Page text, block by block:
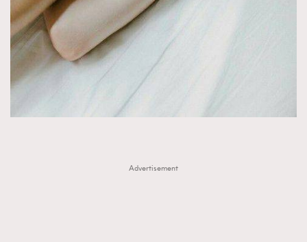
People 53
TheFrenchWay
VAxChowSangSang
WatchesWonder&Beyond
WatchesWonder&Beyond
向ChanelN°5致敬 1
時尚熱話
#FigaroIssue 專訪陳漢娜Hanna與Takuro｜模特
情侶談愛情
Advertisement